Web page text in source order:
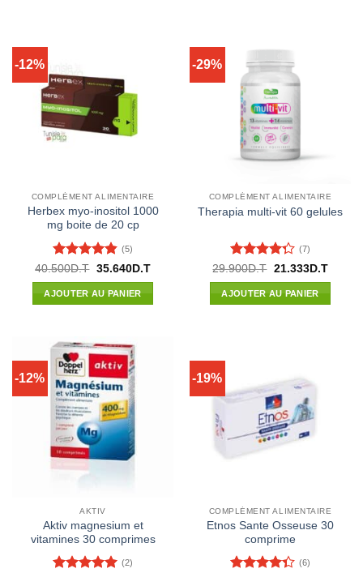
-12%
COMPLÉMENT ALIMENTAIRE
Herbex myo-inositol 1000
mg boite de 20 cp
Note4.8
sur 5
(5)
40.500D.T Le
initial
était :
35.640D.TLe
AJOUTER AU PANIER
-29%
COMPLÉMENT ALIMENTAIRE
Therapia multi-vit 60 gelules
Note4.29
sur 5
(7)
29.900D.T Le
initial
était :
21.333D.TLe
AJOUTER AU PANIER
-12%
AKTIV
Aktiv magnesium et
vitamines 30 comprimes
(2)
-19%
COMPLÉMENT ALIMENTAIRE
Etnos Sante Osseuse 30
comprime
(6)